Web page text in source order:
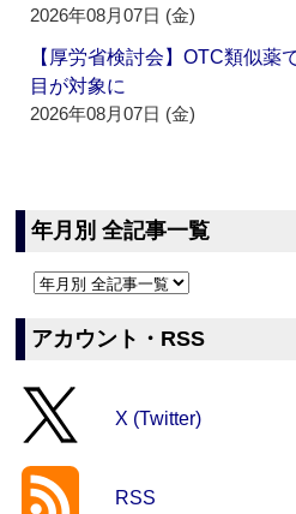
2026年08月07日 (金)
【厚労省検討会】OTC類似薬
目が対象に
2026年08月07日 (金)
年月別 全記事一覧
アカウント・RSS
X (Twitter)
RSS